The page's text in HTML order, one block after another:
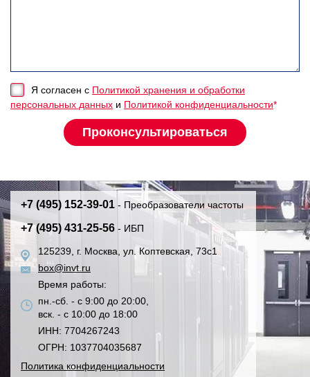
Я согласен с Политикой хранения и обработки
персональных данных и Политикой конфиденциальности*
+7 (495) 152-39-01 - Преобразователи частоты
+7 (495) 431-25-56 - ИБП
125239, г. Москва, ул. Коптевская, 73с1
box@invt.ru
Время работы:
пн.-сб. - с 9:00 до 20:00,
вск. - с 10:00 до 18:00
ИНН: 7704267243
ОГРН: 1037704035687
Политика конфиденциальности